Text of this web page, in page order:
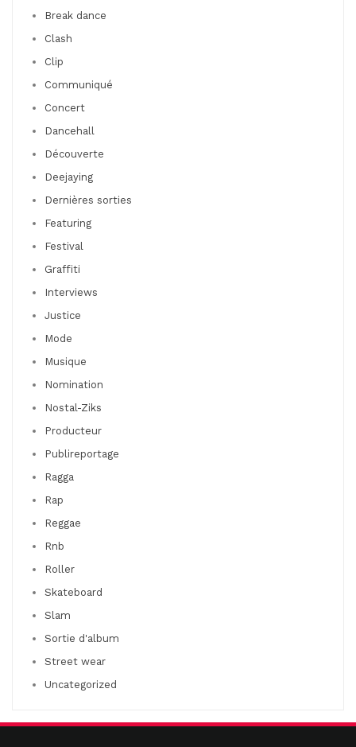
Break dance
Clash
Clip
Communiqué
Concert
Dancehall
Découverte
Deejaying
Dernières sorties
Featuring
Festival
Graffiti
Interviews
Justice
Mode
Musique
Nomination
Nostal-Ziks
Producteur
Publireportage
Ragga
Rap
Reggae
Rnb
Roller
Skateboard
Slam
Sortie d'album
Street wear
Uncategorized